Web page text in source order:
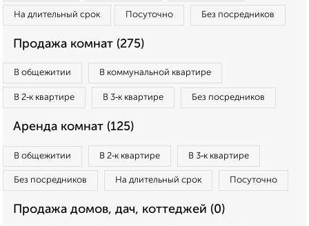
На длительный срок Посуточно Без посредников
Продажа комнат (275)
В общежитии В коммунальной квартире
В 2‑к квартире В 3‑к квартире Без посредников
Аренда комнат (125)
В общежитии В 2‑к квартире В 3‑к квартире
Без посредников На длительный срок Посуточно
Продажа домов, дач, коттеджей (0)